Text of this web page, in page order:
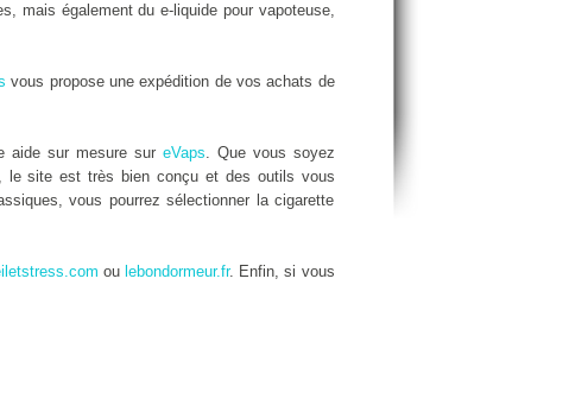
mais également du e-liquide pour vapoteuse,
vous propose une expédition de vos achats de
aide sur mesure sur eVaps. Que vous soyez
le site est très bien conçu et des outils vous
vous pourrez sélectionner la cigarette
ou lebondormeur.fr. Enfin, si vous